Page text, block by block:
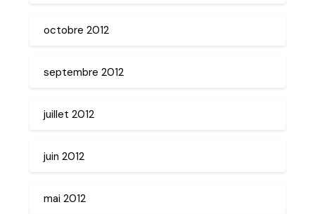
octobre 2012
septembre 2012
juillet 2012
juin 2012
mai 2012